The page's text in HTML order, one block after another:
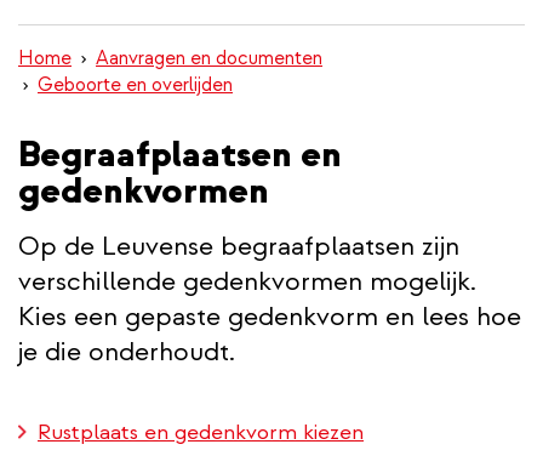
inhoud
gaan
Home
Aanvragen en documenten
Geboorte en overlijden
Begraafplaatsen en
gedenkvormen
Op de Leuvense begraafplaatsen zijn
verschillende gedenkvormen mogelijk.
Kies een gepaste gedenkvorm en lees hoe
je die onderhoudt.
Rustplaats en gedenkvorm kiezen